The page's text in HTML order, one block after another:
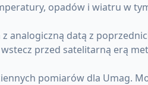
opadów i wiatru w
datą z
przed satelitarną erą
pomiarów dla Umag.